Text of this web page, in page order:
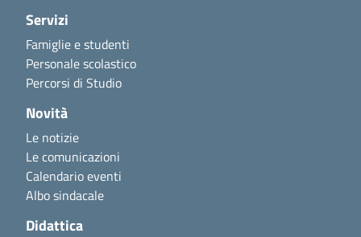
Servizi
Famiglie e studenti
Personale scolastico
Percorsi di Studio
Novità
Le notizie
Le comunicazioni
Calendario eventi
Albo sindacale
Didattica